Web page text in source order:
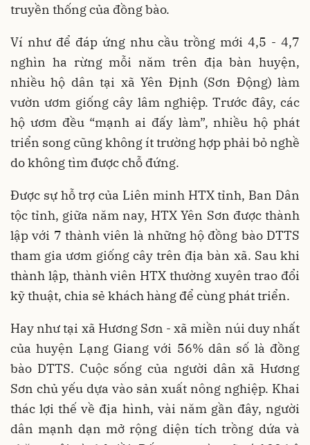
truyền thống của đồng bào.
Ví như để đáp ứng nhu cầu trồng mới 4,5 - 4,7
nghìn ha rừng mỗi năm trên địa bàn huyện,
nhiều hộ dân tại xã Yên Định (Sơn Động) làm
vườn ươm giống cây lâm nghiệp. Trước đây, các
hộ ươm đều “mạnh ai đấy làm”, nhiều hộ phát
triển song cũng không ít trường hợp phải bỏ nghề
do không tìm được chỗ đứng.
Được sự hỗ trợ của Liên minh HTX tỉnh, Ban Dân
tộc tỉnh, giữa năm nay, HTX Yên Sơn được thành
lập với 7 thành viên là những hộ đồng bào DTTS
tham gia ươm giống cây trên địa bàn xã. Sau khi
thành lập, thành viên HTX thường xuyên trao đổi
kỹ thuật, chia sẻ khách hàng để cùng phát triển.
Hay như tại xã Hương Sơn - xã miền núi duy nhất
của huyện Lạng Giang với 56% dân số là đồng
bào DTTS. Cuộc sống của người dân xã Hương
Sơn chủ yếu dựa vào sản xuất nông nghiệp. Khai
thác lợi thế về địa hình, vài năm gần đây, người
dân mạnh dạn mở rộng diện tích trồng dứa và